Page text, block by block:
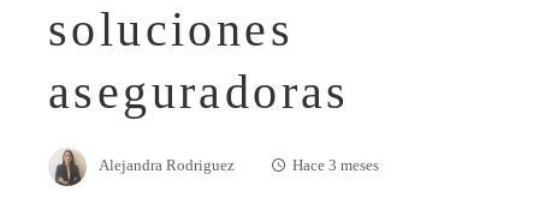
soluciones
aseguradoras
Alejandra Rodriguez Hace 3 meses